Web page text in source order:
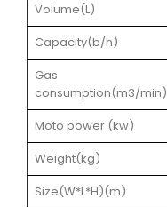
Volume(L)
Capacity(b/h)
Gas
consumption(m3/min)
Moto power (kw)
Weight(kg)
Size(W*L*H)(m)